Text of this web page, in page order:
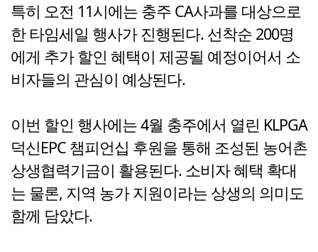
특히 오전 11시에는 충주 CA사과를 대상으로
한 타임세일 행사가 진행된다. 선착순 200명
에게 추가 할인 혜택이 제공될 예정이어서 소
비자들의 관심이 예상된다.
이번 할인 행사에는 4월 충주에서 열린 KLPGA
덕신EPC 챔피언십 후원을 통해 조성된 농어촌
상생협력기금이 활용된다. 소비자 혜택 확대
는 물론, 지역 농가 지원이라는 상생의 의미도
함께 담았다.